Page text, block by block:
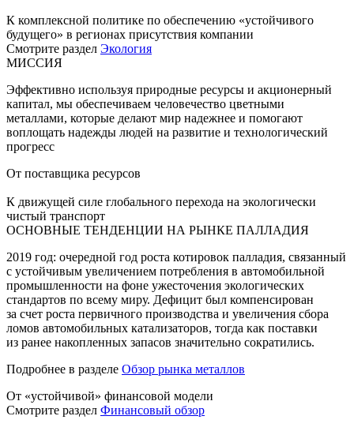
К комплексной политике по обеспечению «устойчивого
будущего» в регионах присутствия компании
Смотрите раздел Экология
МИССИЯ
Эффективно используя природные ресурсы и акционерный
капитал, мы обеспечиваем человечество цветными
металлами, которые делают мир надежнее и помогают
воплощать надежды людей на развитие и технологический
прогресс
От поставщика ресурсов
К движущей силе глобального перехода на экологически
чистый транспорт
ОСНОВНЫЕ ТЕНДЕНЦИИ НА РЫНКЕ ПАЛЛАДИЯ
2019 год: очередной год роста котировок палладия, связанный
с устойчивым увеличением потребления в автомобильной
промышленности на фоне ужесточения экологических
стандартов по всему миру. Дефицит был компенсирован
за счет роста первичного производства и увеличения сбора
ломов автомобильных катализаторов, тогда как поставки
из ранее накопленных запасов значительно сократились.
Подробнее в разделе Обзор рынка металлов
От «устойчивой» финансовой модели
Смотрите раздел Финансовый обзор